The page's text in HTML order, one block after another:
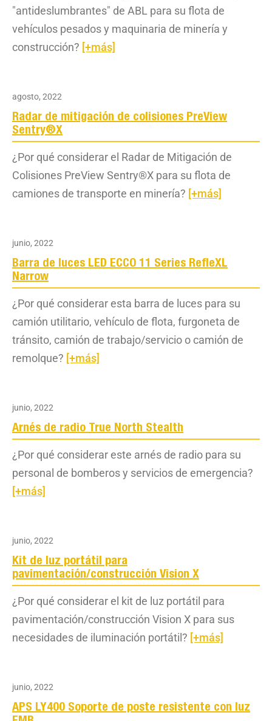
"antideslumbrantes" de ABL para su flota de
vehículos pesados y maquinaria de minería y
construcción? [+más]
agosto, 2022
Radar de mitigación de colisiones PreView
Sentry®X
¿Por qué considerar el Radar de Mitigación de
Colisiones PreView Sentry®X para su flota de
camiones de transporte en minería? [+más]
junio, 2022
Barra de luces LED ECCO 11 Series RefleXL
Narrow
¿Por qué considerar esta barra de luces para su
camión utilitario, vehículo de flota, furgoneta de
tránsito, camión de trabajo/servicio o camión de
remolque? [+más]
junio, 2022
Arnés de radio True North Stealth
¿Por qué considerar este arnés de radio para su
personal de bomberos y servicios de emergencia?
[+más]
junio, 2022
Kit de luz portátil para
pavimentación/construcción Vision X
¿Por qué considerar el kit de luz portátil para
pavimentación/construcción Vision X para sus
necesidades de iluminación portátil? [+más]
junio, 2022
APS LY400 Soporte de poste resistente con luz